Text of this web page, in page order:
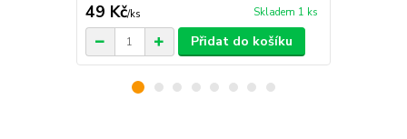
49 Kč/ks Skladem 1 ks
Přidat do košíku